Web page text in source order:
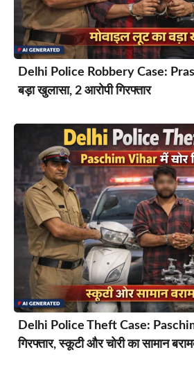
Delhi Police Robbery Case:
बड़ा खुलासा, 2 आरोपी गिरफ्तार
Delhi Police Theft Case:
गिरफ्तार, स्कूटी और चोरी का सामान